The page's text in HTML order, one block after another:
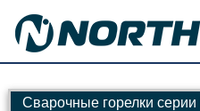
Сварочные горелки